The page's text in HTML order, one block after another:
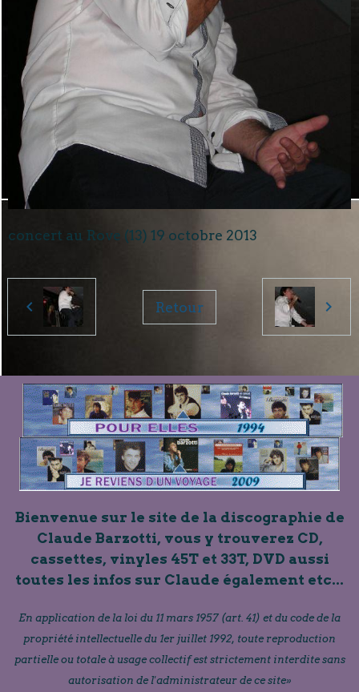
concert au Rove (13) 19 octobre 2013
Retour
Bienvenue sur le site de la discographie de
Claude Barzotti, vous y trouverez CD,
cassettes, vinyles 45T et 33T, DVD aussi
toutes les infos sur Claude également etc...
En application de la loi du 11 mars 1957 (art. 41) et du code de la
propriété intellectuelle du 1er juillet 1992, toute reproduction
partielle ou totale à usage collectif est strictement interdite sans
autorisation de l'administrateur de ce site»